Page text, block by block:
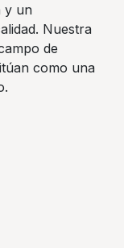
y un
Nuestra
de
como una